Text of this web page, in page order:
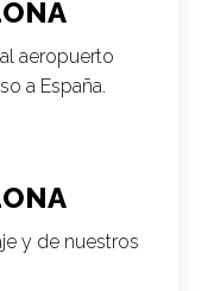
aeropuerto
a España.
y de nuestros